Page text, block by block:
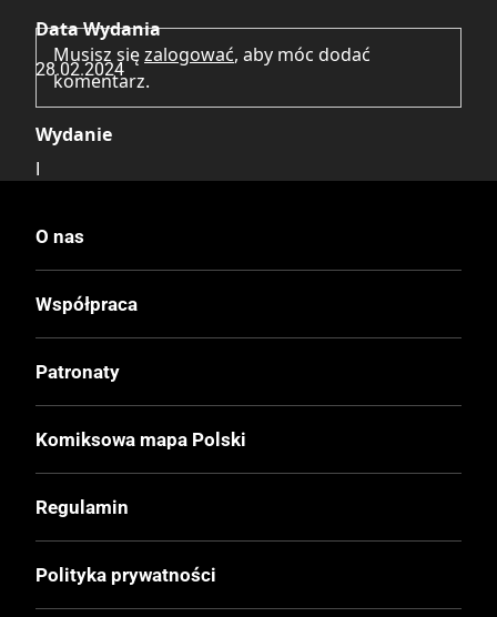
Data Wydania
28.02.2024
Wydanie
Druk
Kolor
Oprawa
Twarda
Format
216x285 mm
Liczba Stron
260
Musisz sięzalogować, aby móc dodać
komentarz.
O nas
Współpraca
Patronaty
Komiksowa mapa Polski
Regulamin
Polityka prywatności